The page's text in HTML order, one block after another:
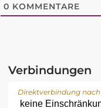
0 KOMMENTARE
Verbindungen
Direktverbindung nach